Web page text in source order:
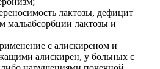
лактозы, дефицит
мальабсорбции лактозы и
с алискиреном и
алискирен, у больных с